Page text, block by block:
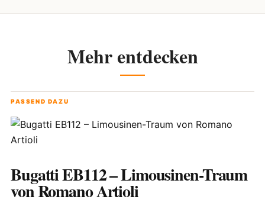
Mehr entdecken
PASSEND DAZU
Bugatti EB112 – Limousinen-Traum
von Romano Artioli